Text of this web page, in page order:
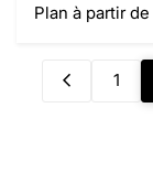
Plan à partir de
1